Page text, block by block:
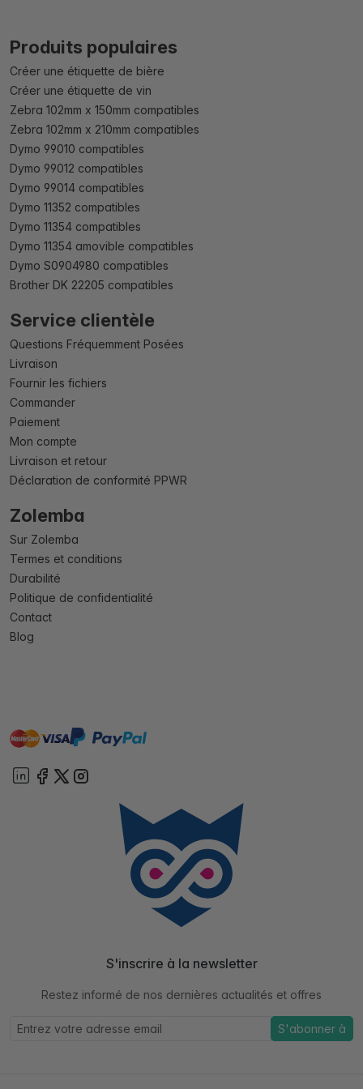
Produits populaires
Créer une étiquette de bière
Créer une étiquette de vin
Zebra 102mm x 150mm compatibles
Zebra 102mm x 210mm compatibles
Dymo 99010 compatibles
Dymo 99012 compatibles
Dymo 99014 compatibles
Dymo 11352 compatibles
Dymo 11354 compatibles
Dymo 11354 amovible compatibles
Dymo S0904980 compatibles
Brother DK 22205 compatibles
Service clientèle
Questions Fréquemment Posées
Livraison
Fournir les fichiers
Commander
Paiement
Mon compte
Livraison et retour
Déclaration de conformité PPWR
Zolemba
Sur Zolemba
Termes et conditions
Durabilité
Politique de confidentialité
Contact
Blog
mastervisa paypal
S'inscrire à la newsletter
Restez informé de nos dernières actualités et offres
S'abonner à